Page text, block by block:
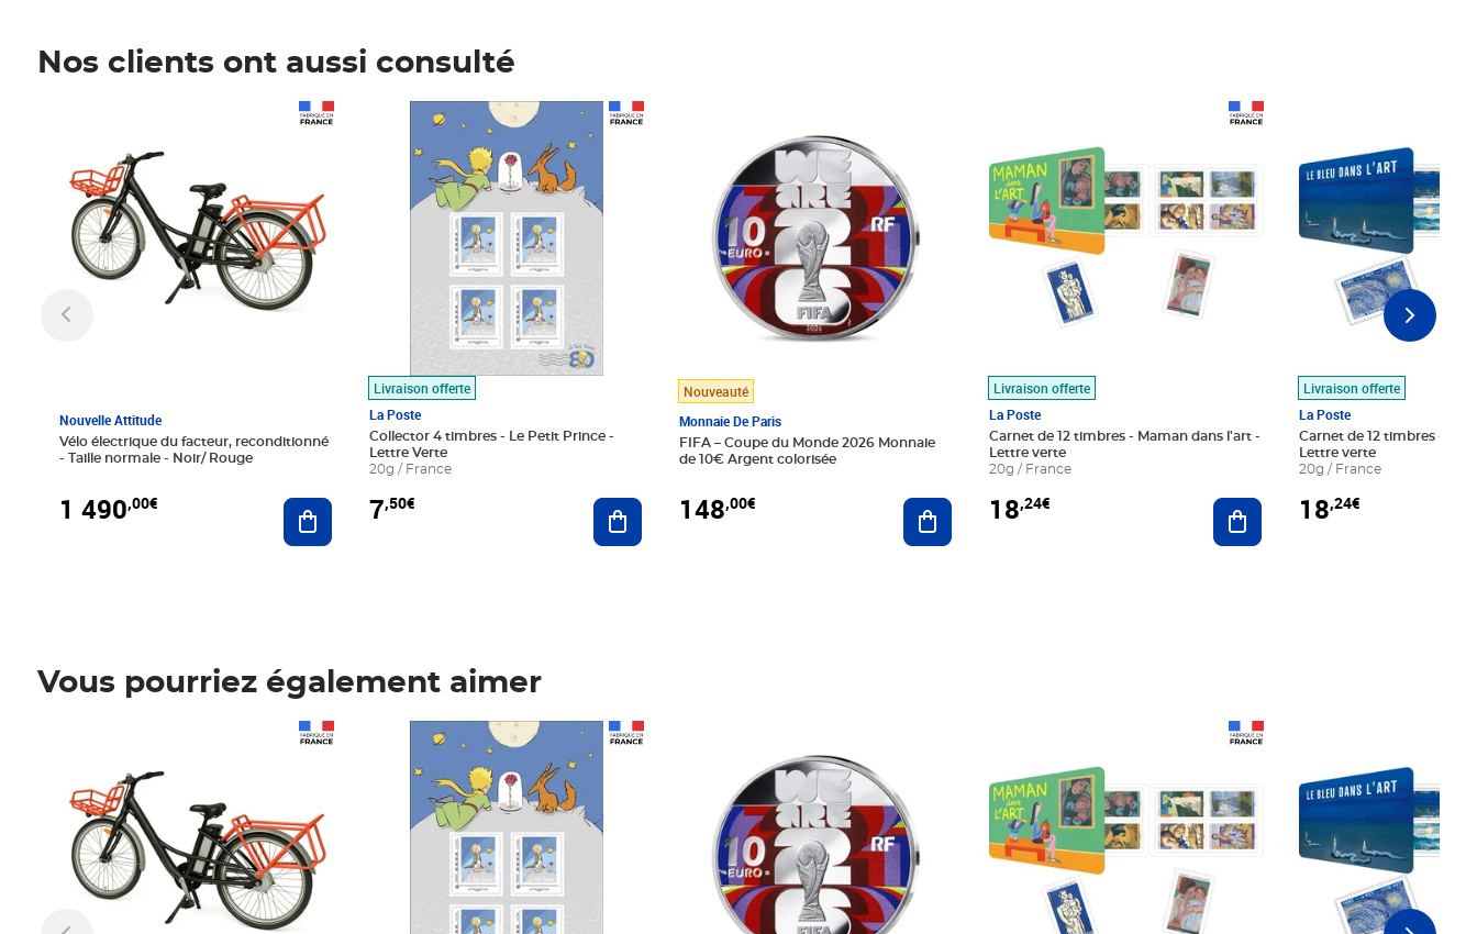
Nos clients ont aussi consulté
Nouvelle Attitude
Vélo électrique du facteur, reconditionné
- Taille normale - Noir/ Rouge
1 490,00€ Ajouter au panier
Livraison offerte
La Poste
Collector 4 timbres - Le Petit Prince -
Lettre Verte
20g / France
7,50€
Prix 7,50€
Ajouter au panier
Nouveauté
Monnaie De Paris
FIFA – Coupe du Monde 2026 Monnaie
de 10€ Argent colorisée
148,00€ Ajouter au panier
Livraison offerte
La Poste
Carnet de 12 timbres - Maman dans l'art -
Lettre verte
20g / France
18,24€ Ajouter au panier
Livraison offerte
La Poste
Carnet de 12 timbres - Le
Lettre verte
20g / France
18,24€
Vous pourriez également aimer
Prix 7,50€